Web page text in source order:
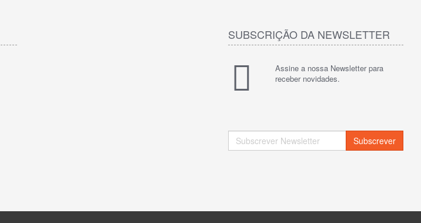
SUBSCRIÇÃO DA NEWSLETTER
Assine a nossa Newsletter para
receber novidades.
Subscrever